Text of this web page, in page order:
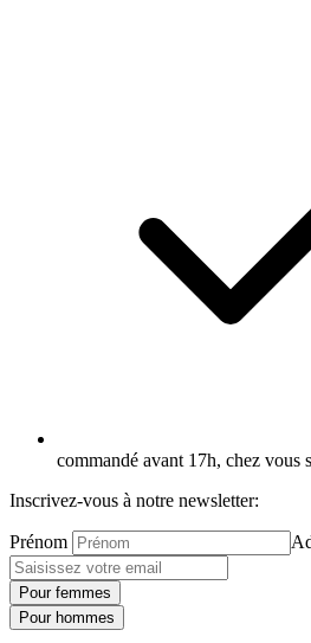
commandé avant 17h, chez vous
Inscrivez-vous à notre newsletter:
Prénom
Pour femmes
Pour hommes